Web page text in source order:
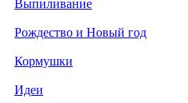
Выпиливание
Рождество и Новый год
Кормушки
Идеи